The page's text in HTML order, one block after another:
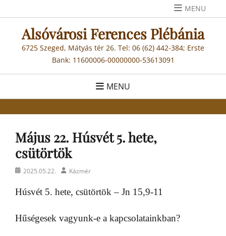
to
content
MENU
Alsóvárosi Ferences Plébánia
6725 Szeged, Mátyás tér 26. Tel: 06 (62) 442-384; Erste
Bank: 11600006-00000000-53613091
MENU
Május 22. Húsvét 5. hete,
csütörtök
Posted2025.05.22. AuthorKázmér
Húsvét 5. hete, csütörtök – Jn 15,9-11
Hűségesek vagyunk-e a kapcsolatainkban?